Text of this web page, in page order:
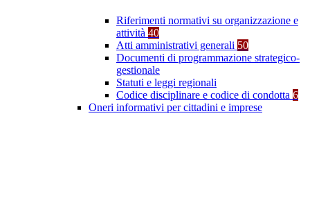
Riferimenti normativi su organizzazione e
attività 40
Atti amministrativi generali 50
Documenti di programmazione strategico-
gestionale
Statuti e leggi regionali
Codice disciplinare e codice di condotta 6
Oneri informativi per cittadini e imprese